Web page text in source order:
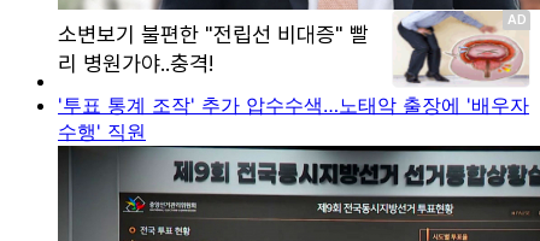
'투표 통계 조작' 추가 압수수색…노태악 출장에 '배우자
수행' 직원